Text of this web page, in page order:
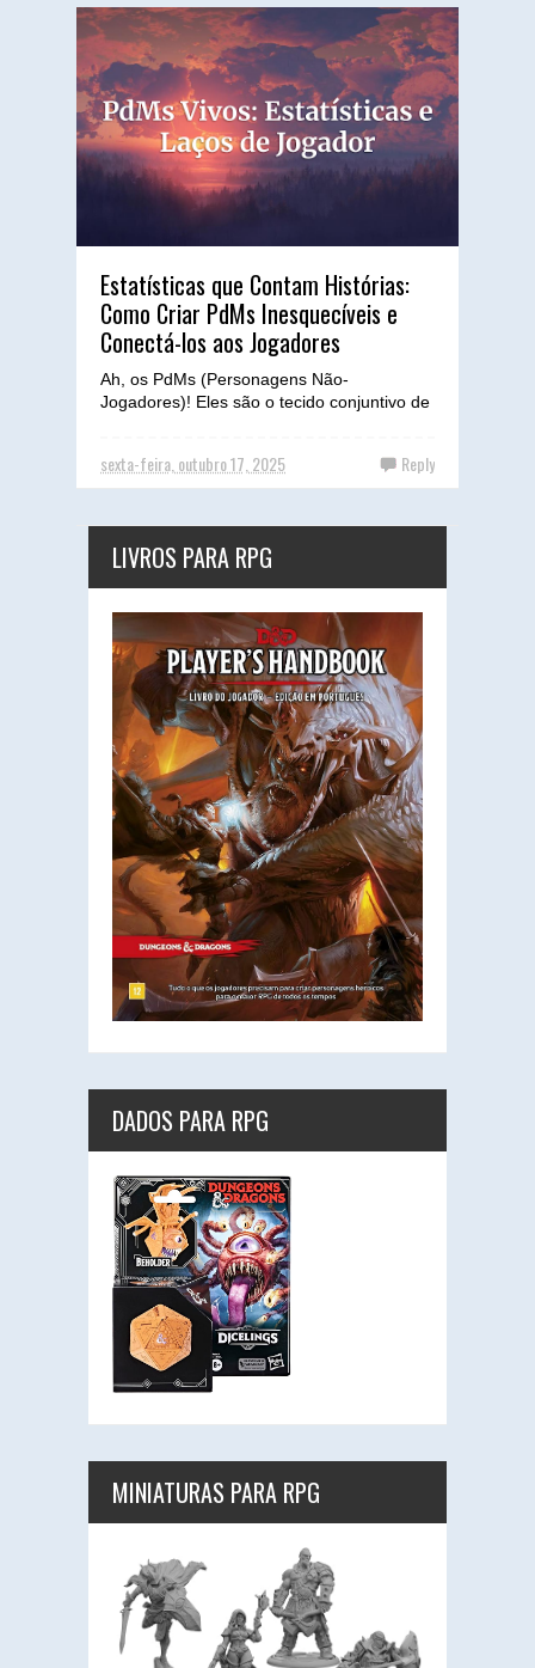
Estatísticas que Contam Histórias:
Como Criar PdMs Inesquecíveis e
Conectá-los aos Jogadores
Ah, os PdMs (Personagens Não-
Jogadores)! Eles são o tecido conjuntivo de
sexta-feira, outubro 17, 2025 Reply
LIVROS PARA RPG
DADOS PARA RPG
MINIATURAS PARA RPG